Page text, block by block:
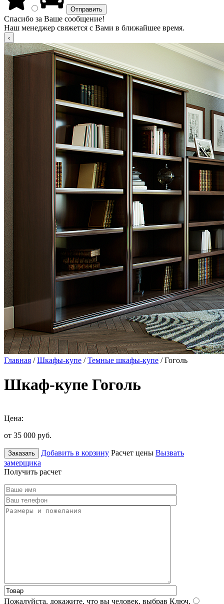
Спасибо за Ваше сообщение!
Наш менеджер свяжется с Вами в ближайшее время.
Главная /Шкафы-купе /Темные шкафы-купе / Гоголь
Шкаф-купе Гоголь
Цена:
от 35 000 руб.
Заказать Добавить в корзину Расчет цены Вызвать
замерщика
Получить расчет
Пожалуйста, докажите, что вы человек, выбрав Ключ.